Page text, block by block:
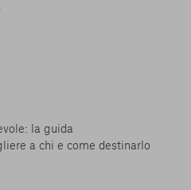
la guida
a chi e come destinarlo